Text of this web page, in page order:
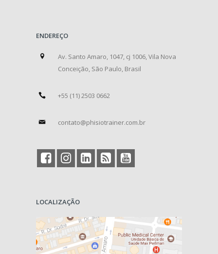
ENDEREÇO
Av. Santo Amaro, 1047, cj 1006, Vila Nova
Conceição, São Paulo, Brasil
+55 (11) 2503 0662
contato@phisiotrainer.com.br
LOCALIZAÇÃO